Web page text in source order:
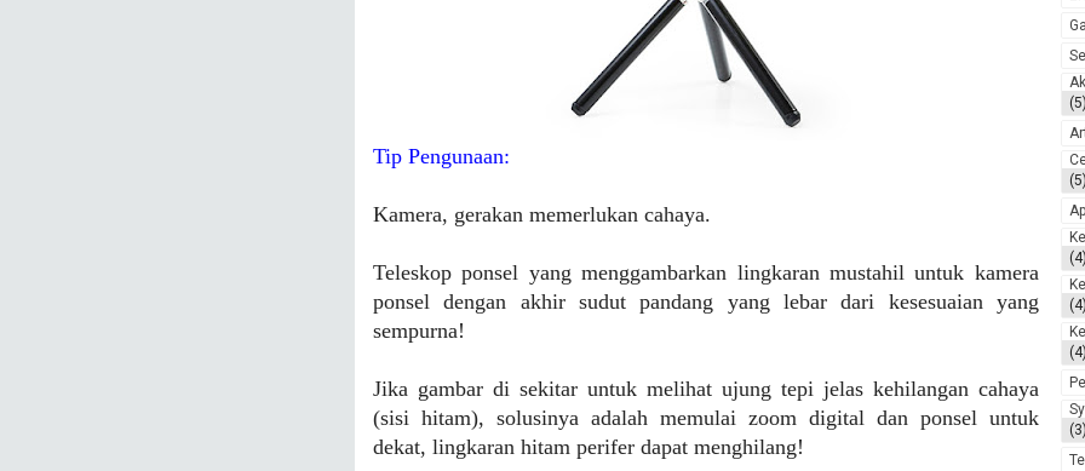
Tip Pengunaan:
Kamera, gerakan memerlukan cahaya.
Teleskop ponsel yang menggambarkan lingkaran mustahil untuk kamera
ponsel dengan akhir sudut pandang yang lebar dari kesesuaian yang
sempurna!
Jika gambar di sekitar untuk melihat ujung tepi jelas kehilangan cahaya
(sisi hitam), solusinya adalah memulai zoom digital dan ponsel untuk
dekat, lingkaran hitam perifer dapat menghilang!
(5)
(5)
(4)
(4)
(4)
(3)